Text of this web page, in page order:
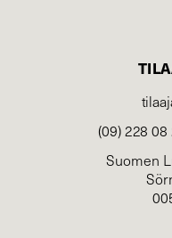
(09) 228
Suomen